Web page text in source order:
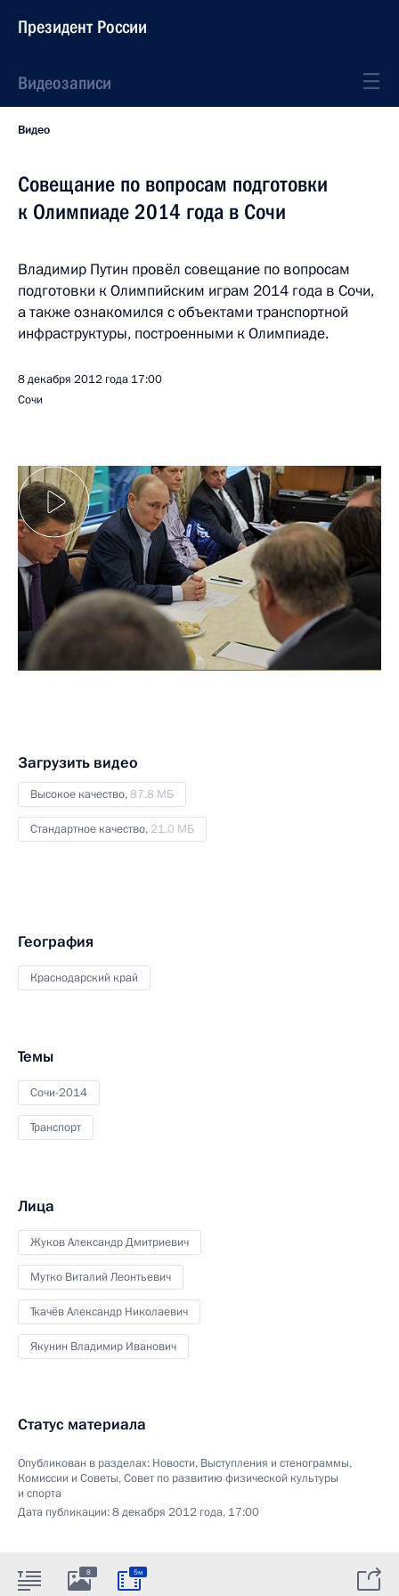
Президент России
Видеозаписи
Видео
Совещание по вопросам подготовки
к Олимпиаде 2014 года в Сочи
Владимир Путин провёл совещание по вопросам
подготовки к Олимпийским играм 2014 года в Сочи,
а также ознакомился с объектами транспортной
инфраструктуры, построенными к Олимпиаде.
8 декабря 2012 года 17:00
Сочи
Загрузить видео
Высокое качество,87.8 МБ
Стандартное качество, 21.0 МБ
География
Краснодарский край
Темы
Сочи-2014
Транспорт
Лица
Жуков Александр Дмитриевич
Мутко Виталий Леонтьевич
Ткачёв Александр Николаевич
Якунин Владимир Иванович
Статус материала
Опубликован в разделах: Новости, Выступления и стенограммы,
Комиссии и Советы,Совет по развитию физической культуры
и спорта
Дата публикации:8 декабря 2012 года, 17:00
8 5м